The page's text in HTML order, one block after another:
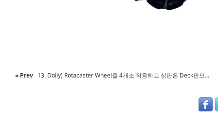
« Prev 13. Dolly) Rotacaster Wheel을 4개소 적용하고 상판은 Deck판으...